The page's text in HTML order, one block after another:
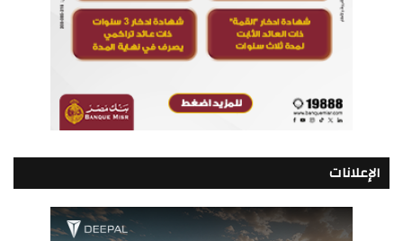
الإعلانات